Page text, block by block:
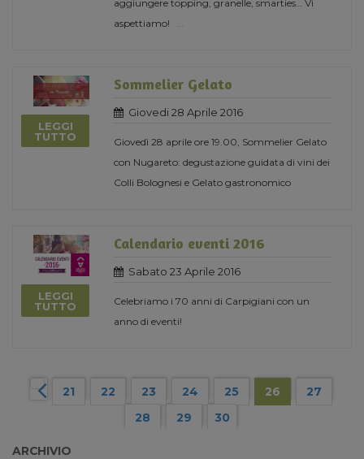
aggiungere topping, granelle, smarties… Vi
aspettiamo!
LEGGI
TUTTO
Sommelier Gelato
Giovedi 28 Aprile 2016
Giovedì 28 aprile ore 19.00, Sommelier Gelato
con Nugareto: degustazione guidata di vini dei
Colli Bolognesi e Gelato gastronomico
LEGGI
TUTTO
Calendario eventi 2016
Sabato 23 Aprile 2016
Celebriamo i 70 anni di Carpigiani con un
anno di eventi!
21 22 23 24 25 26
27
28
29 30
ARCHIVIO